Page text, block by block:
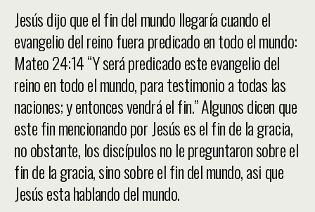
Jesús dijo que el fin del mundo llegaría cuando el
evangelio del reino fuera predicado en todo el mundo:
Mateo 24:14 “Y será predicado este evangelio del
reino en todo el mundo, para testimonio a todas las
naciones; y entonces vendrá el fin.” Algunos dicen que
este fin mencionando por Jesús es el fin de la gracia,
no obstante, los discípulos no le preguntaron sobre el
fin de la gracia, sino sobre el fin del mundo, asi que
Jesús esta hablando del mundo.